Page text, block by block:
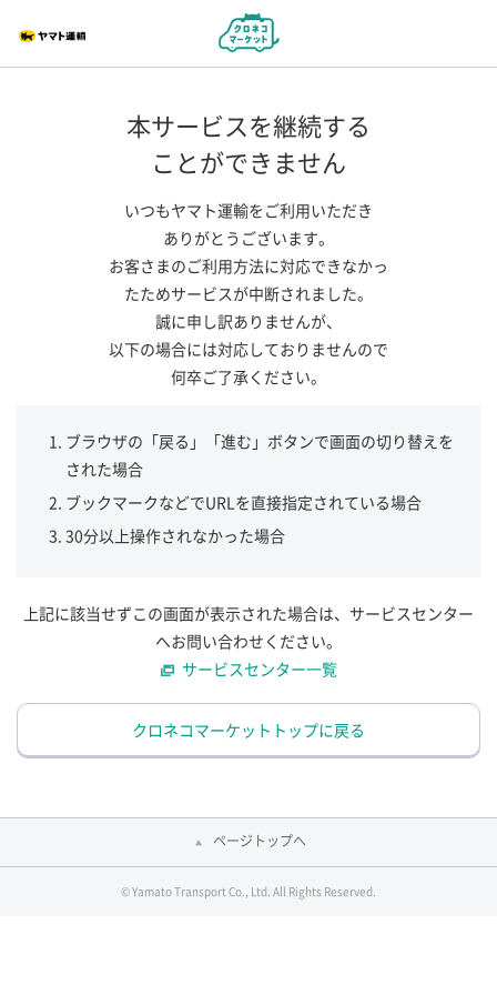
本サービスを継続する
ことができません
いつもヤマト運輸をご利用いただき
ありがとうございます。
お客さまのご利用方法に対応できなかっ
たためサービスが中断されました。
誠に申し訳ありませんが、
以下の場合には対応しておりませんので
何卒ご了承ください。
ブラウザの「戻る」「進む」ボタンで画面の切り替えを
された場合
ブックマークなどでURLを直接指定されている場合
30分以上操作されなかった場合
上記に該当せずこの画面が表示された場合は、サービスセンター
へお問い合わせください。
サービスセンター一覧
クロネコマーケットトップに戻る
ページトップへ
© Yamato Transport Co., Ltd. All Rights Reserved.